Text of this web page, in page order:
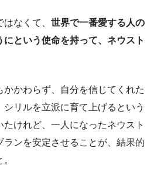
なくて、 世界で一番愛する人の
という使命を持って、ネウスト
かわらず、自分を信じてくれた
リルを立派に育て上げるという
けれど、一人になったネウスト
ランを安定させることが、結果的